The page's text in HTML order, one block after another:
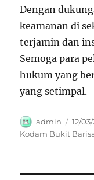
Dengan
keamanan di
terjamin dan
Semoga para
hukum yang
yang setimpal.
Author
admin
on
12/
Kodam Bukit